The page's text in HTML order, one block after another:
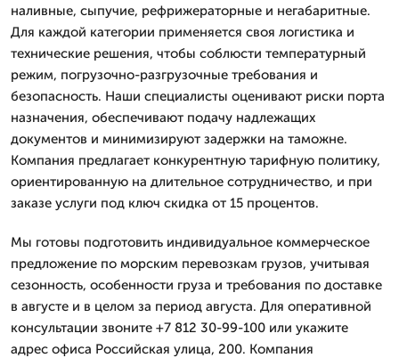
наливные, сыпучие, рефрижераторные и негабаритные.
Для каждой категории применяется своя логистика и
технические решения, чтобы соблюсти температурный
режим, погрузочно-разгрузочные требования и
безопасность. Наши специалисты оценивают риски порта
назначения, обеспечивают подачу надлежащих
документов и минимизируют задержки на таможне.
Компания предлагает конкурентную тарифную политику,
ориентированную на длительное сотрудничество, и при
заказе услуги под ключ скидка от 15 процентов.
Мы готовы подготовить индивидуальное коммерческое
предложение по морским перевозкам грузов, учитывая
сезонность, особенности груза и требования по доставке
в августе и в целом за период августа. Для оперативной
консультации звоните +7 812 30-99-100 или укажите
адрес офиса Российская улица, 200. Компания